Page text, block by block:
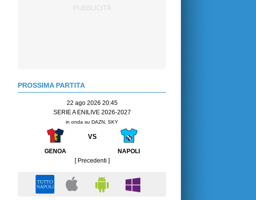
PROSSIMA PARTITA
22 ago 2026 20:45
SERIE A ENILIVE 2026-2027
in onda su DAZN, SKY
VS
GENOA
NAPOLI
[ Precedenti ]